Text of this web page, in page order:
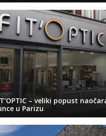
– veliki popust
u Parizu